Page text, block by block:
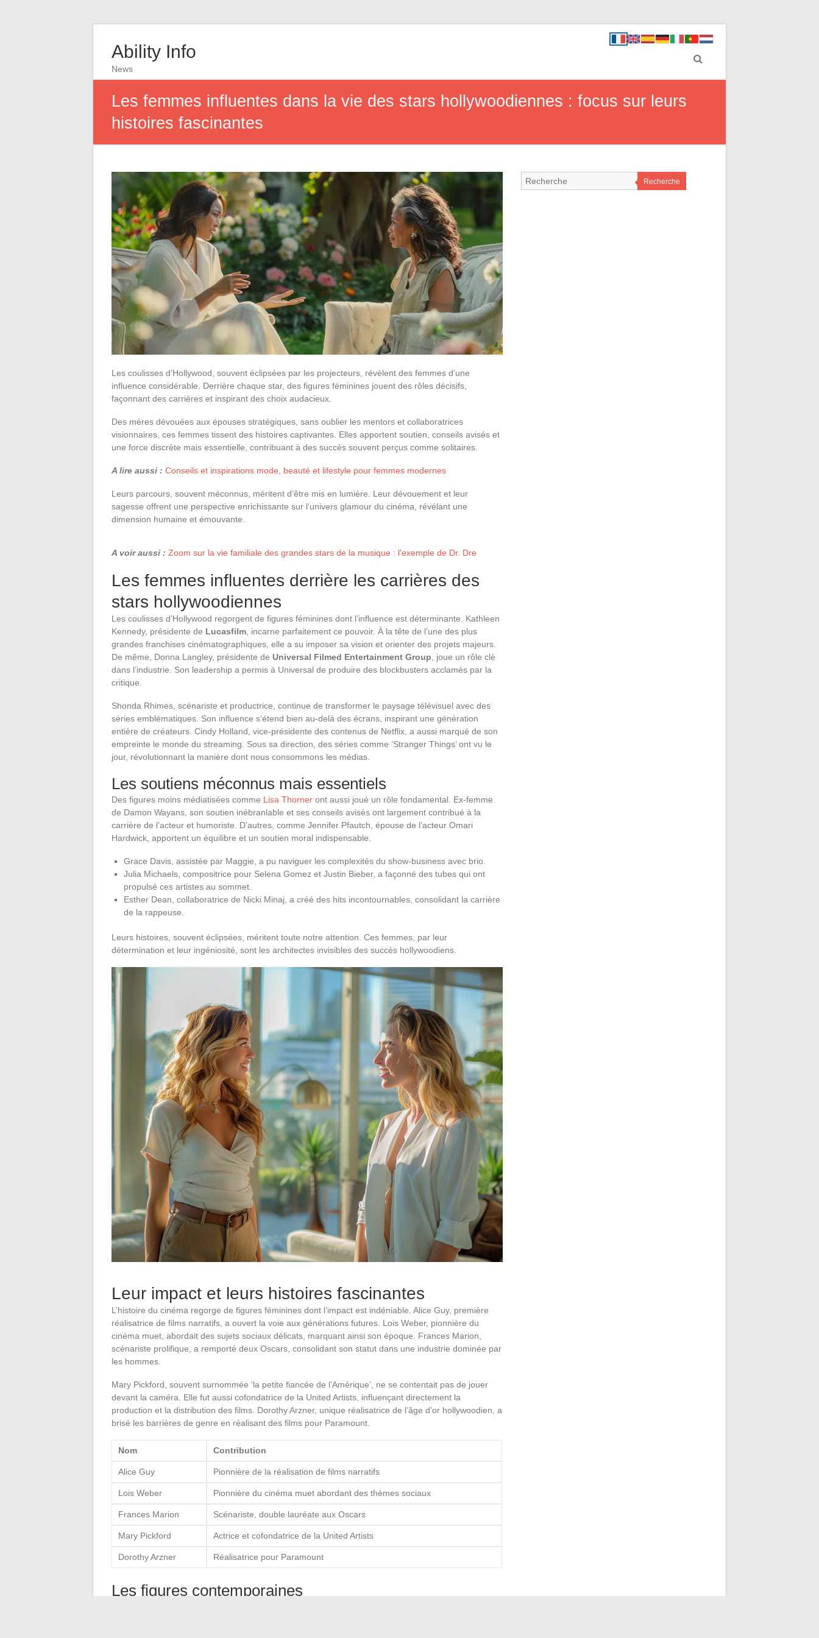
Ability Info
News
Les femmes influentes dans la vie des stars hollywoodiennes : focus sur leurs
histoires fascinantes
Les coulisses d’Hollywood, souvent éclipsées par les projecteurs, révèlent des femmes d’une
influence considérable. Derrière chaque star, des figures féminines jouent des rôles décisifs,
façonnant des carrières et inspirant des choix audacieux.
Des mères dévouées aux épouses stratégiques, sans oublier les mentors et collaboratrices
visionnaires, ces femmes tissent des histoires captivantes. Elles apportent soutien, conseils avisés et
une force discrète mais essentielle, contribuant à des succès souvent perçus comme solitaires.
A lire aussi : Conseils et inspirations mode, beauté et lifestyle pour femmes modernes
Leurs parcours, souvent méconnus, méritent d’être mis en lumière. Leur dévouement et leur
sagesse offrent une perspective enrichissante sur l’univers glamour du cinéma, révélant une
dimension humaine et émouvante.
A voir aussi : Zoom sur la vie familiale des grandes stars de la musique : l'exemple de Dr. Dre
Les femmes influentes derrière les carrières des
stars hollywoodiennes
Les coulisses d’Hollywood regorgent de figures féminines dont l’influence est déterminante. Kathleen
Kennedy, présidente de Lucasfilm , incarne parfaitement ce pouvoir. À la tête de l’une des plus
grandes franchises cinématographiques, elle a su imposer sa vision et orienter des projets majeurs.
De même, Donna Langley, présidente de Universal Filmed Entertainment Group , joue un rôle clé
dans l’industrie. Son leadership a permis à Universal de produire des blockbusters acclamés par la
critique.
Shonda Rhimes, scénariste et productrice, continue de transformer le paysage télévisuel avec des
séries emblématiques. Son influence s’étend bien au-delà des écrans, inspirant une génération
entière de créateurs. Cindy Holland, vice-présidente des contenus de Netflix, a aussi marqué de son
empreinte le monde du streaming. Sous sa direction, des séries comme ‘Stranger Things’ ont vu le
jour, révolutionnant la manière dont nous consommons les médias.
Les soutiens méconnus mais essentiels
Des figures moins médiatisées comme Lisa Thorner ont aussi joué un rôle fondamental. Ex-femme
de Damon Wayans, son soutien inébranlable et ses conseils avisés ont largement contribué à la
carrière de l’acteur et humoriste. D’autres, comme Jennifer Pfautch, épouse de l’acteur Omari
Hardwick, apportent un équilibre et un soutien moral indispensable.
Grace Davis, assistée par Maggie, a pu naviguer les complexités du show-business avec brio.
Julia Michaels, compositrice pour Selena Gomez et Justin Bieber, a façonné des tubes qui ont
propulsé ces artistes au sommet.
Esther Dean, collaboratrice de Nicki Minaj, a créé des hits incontournables, consolidant la carrière
de la rappeuse.
Leurs histoires, souvent éclipsées, méritent toute notre attention. Ces femmes, par leur
détermination et leur ingéniosité, sont les architectes invisibles des succès hollywoodiens.
Leur impact et leurs histoires fascinantes
L’histoire du cinéma regorge de figures féminines dont l’impact est indéniable. Alice Guy, première
réalisatrice de films narratifs, a ouvert la voie aux générations futures. Lois Weber, pionnière du
cinéma muet, abordait des sujets sociaux délicats, marquant ainsi son époque. Frances Marion,
scénariste prolifique, a remporté deux Oscars, consolidant son statut dans une industrie dominée par
les hommes.
Mary Pickford, souvent surnommée ‘la petite fiancée de l’Amérique’, ne se contentait pas de jouer
devant la caméra. Elle fut aussi cofondatrice de la United Artists, influençant directement la
production et la distribution des films. Dorothy Arzner, unique réalisatrice de l’âge d’or hollywoodien, a
brisé les barrières de genre en réalisant des films pour Paramount.
Nom Contribution
Alice Guy Pionnière de la réalisation de films narratifs
Lois Weber Pionnière du cinéma muet abordant des thèmes sociaux
Frances Marion Scénariste, double lauréate aux Oscars
Mary Pickford Actrice et cofondatrice de la United Artists
Dorothy Arzner Réalisatrice pour Paramount
Les figures contemporaines
Recherche